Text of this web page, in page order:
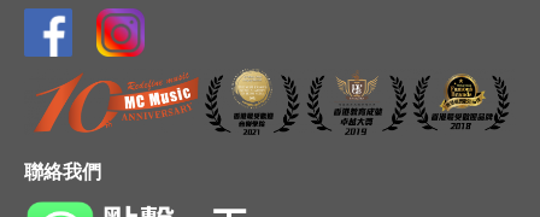
聯絡我們